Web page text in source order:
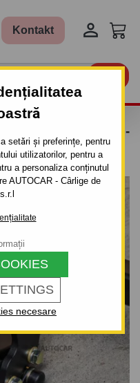
setări și preferințe, pentru
utilizatorilor, pentru a
a personaliza conținutul
AUTOCAR - Cârlige de
necesare
Kontakt 
PENTRU AUDI A 4 -
CU CLEMĂ